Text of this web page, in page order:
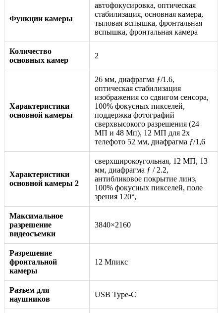
Функции камеры
автофокусировка, оптическая
стабилизация, основная камера,
тыловая вспышка, фронтальная
вспышка, фронтальная камера
Количество
основных камер
2
Характеристики
основной камеры
26 мм, диафрагма ƒ/1.6,
оптическая стабилизация
изображения со сдвигом сенсора,
100% фокусных пикселей,
поддержка фотографий
сверхвысокого разрешения (24
МП и 48 Мп), 12 МП для 2x
телефото 52 мм, диафрагма ƒ/1,6
Характеристики
основной камеры 2
сверхширокоугольная, 12 МП, 13
мм, диафрагма ƒ / 2.2,
антибликовое покрытие линз,
100% фокусных пикселей, поле
зрения 120°,
Максимальное
разрешение
видеосъемки
3840×2160
Разрешение
фронтальной
камеры
12 Мпикс
Разъем для
наушников
USB Type-C